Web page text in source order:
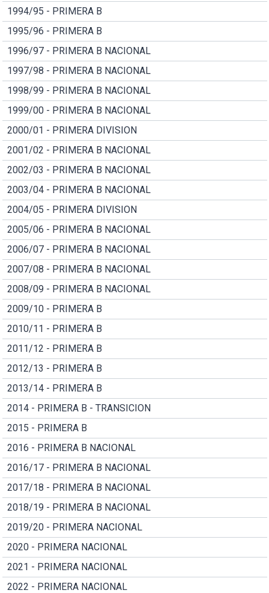
1994/95 - PRIMERA B
1995/96 - PRIMERA B
1996/97 - PRIMERA B NACIONAL
1997/98 - PRIMERA B NACIONAL
1998/99 - PRIMERA B NACIONAL
1999/00 - PRIMERA B NACIONAL
2000/01 - PRIMERA DIVISION
2001/02 - PRIMERA B NACIONAL
2002/03 - PRIMERA B NACIONAL
2003/04 - PRIMERA B NACIONAL
2004/05 - PRIMERA DIVISION
2005/06 - PRIMERA B NACIONAL
2006/07 - PRIMERA B NACIONAL
2007/08 - PRIMERA B NACIONAL
2008/09 - PRIMERA B NACIONAL
2009/10 - PRIMERA B
2010/11 - PRIMERA B
2011/12 - PRIMERA B
2012/13 - PRIMERA B
2013/14 - PRIMERA B
2014 - PRIMERA B - TRANSICION
2015 - PRIMERA B
2016 - PRIMERA B NACIONAL
2016/17 - PRIMERA B NACIONAL
2017/18 - PRIMERA B NACIONAL
2018/19 - PRIMERA B NACIONAL
2019/20 - PRIMERA NACIONAL
2020 - PRIMERA NACIONAL
2021 - PRIMERA NACIONAL
2022 - PRIMERA NACIONAL